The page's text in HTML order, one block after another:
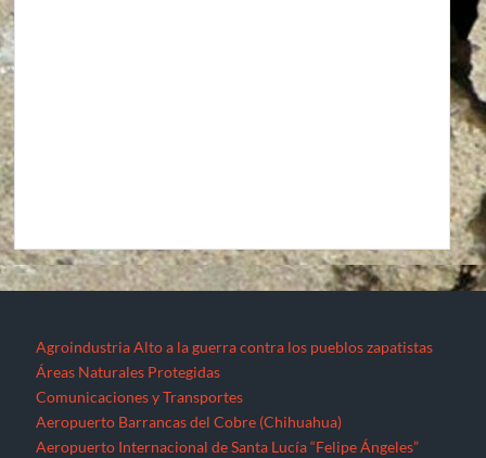
Agroindustria Alto a la guerra contra los pueblos zapatistas
Áreas Naturales Protegidas
Comunicaciones y Transportes
Aeropuerto Barrancas del Cobre (Chihuahua)
Aeropuerto Internacional de Santa Lucía “Felipe Ángeles”